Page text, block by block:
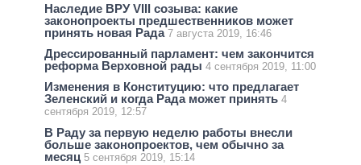
Наследие ВРУ VIII созыва: какие
законопроекты предшественников может
принять новая Рада 7 августа 2019, 16:46
Дрессированный парламент: чем закончится
реформа Верховной рады 4 сентября 2019, 11:00
Изменения в Конституцию: что предлагает
Зеленский и когда Рада может принять 4
сентября 2019, 12:57
В Раду за первую неделю работы внесли
больше законопроектов, чем обычно за
месяц 5 сентября 2019, 15:14